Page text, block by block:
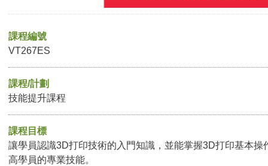
課程編號
VT267ES
課程/計劃
技能提升課程
課程目標
讓學員認識3D打印技術的入門知識，並能掌握3D打印基本操
高學員的專業技能。